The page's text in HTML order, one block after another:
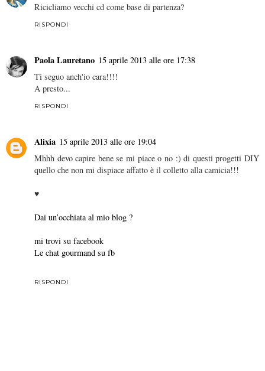
Ricicliamo vecchi cd come base di partenza?
RISPONDI
Paola Lauretano 15 aprile 2013 alle ore 17:38
Ti seguo anch'io cara!!!!
A presto...
RISPONDI
Alixia 15 aprile 2013 alle ore 19:04
Mhhh devo capire bene se mi piace o no :) di questi progetti DIY
quello che non mi dispiace affatto è il colletto alla camicia!!!
♥
Dai un’occhiata al mio blog ?
mi trovi su facebook
Le chat gourmand su fb
RISPONDI